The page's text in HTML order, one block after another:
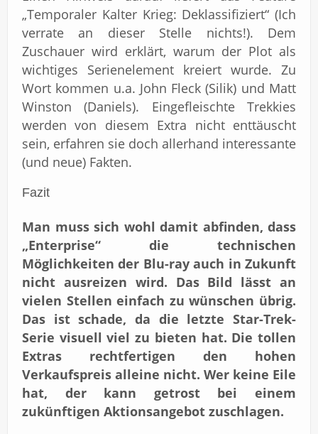
„Temporaler Kalter Krieg: Deklassifiziert“ (Ich
verrate an dieser Stelle nichts!). Dem
Zuschauer wird erklärt, warum der Plot als
wichtiges Serienelement kreiert wurde. Zu
Wort kommen u.a. John Fleck (Silik) und Matt
Winston (Daniels). Eingefleischte Trekkies
werden von diesem Extra nicht enttäuscht
sein, erfahren sie doch allerhand interessante
(und neue) Fakten.
Fazit
Man muss sich wohl damit abfinden, dass
„Enterprise“ die technischen
Möglichkeiten der Blu-ray auch in Zukunft
nicht ausreizen wird. Das Bild lässt an
vielen Stellen einfach zu wünschen übrig.
Das ist schade, da die letzte Star-Trek-
Serie visuell viel zu bieten hat. Die tollen
Extras rechtfertigen den hohen
Verkaufspreis alleine nicht. Wer keine Eile
hat, der kann getrost bei einem
zukünftigen Aktionsangebot zuschlagen.